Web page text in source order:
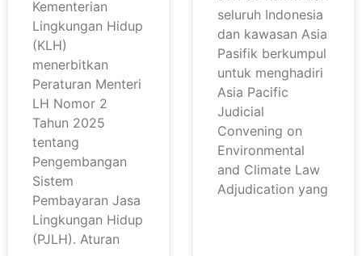
Kementerian
Lingkungan Hidup
(KLH)
menerbitkan
Peraturan Menteri
LH Nomor 2
Tahun 2025
tentang
Pengembangan
Sistem
Pembayaran Jasa
Lingkungan Hidup
(PJLH). Aturan
seluruh Indonesia
dan kawasan Asia
Pasifik berkumpul
untuk menghadiri
Asia Pacific
Judicial
Convening on
Environmental
and Climate Law
Adjudication yang